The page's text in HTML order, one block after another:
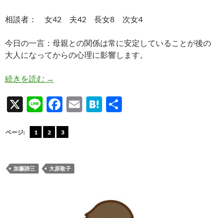
相談者： 女42 夫42 長女8 次女4
今日の一言：母親との関係は常に安定していることが後の
大人になってからの心理に影響します。
続きを読む 結局番組のアドバイスを一言で喩えていた相談
→
X
Li
e
F
e
o
E
H
ページ: 1 2 3
加藤諦三 大原敬子